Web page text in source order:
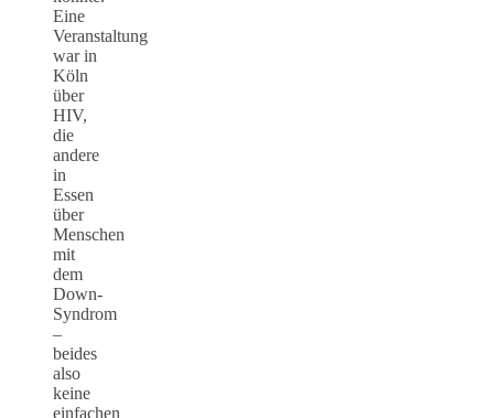
Eine
Veranstaltung
war in
Köln
über
HIV,
die
andere
in
Essen
über
Menschen
mit
dem
Down-
Syndrom
–
beides
also
keine
einfachen